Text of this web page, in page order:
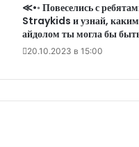
≪•◦ Повеселись с
Straykids и узнай, каким
айдолом ты могла бы
20.10.2023 в 15:00